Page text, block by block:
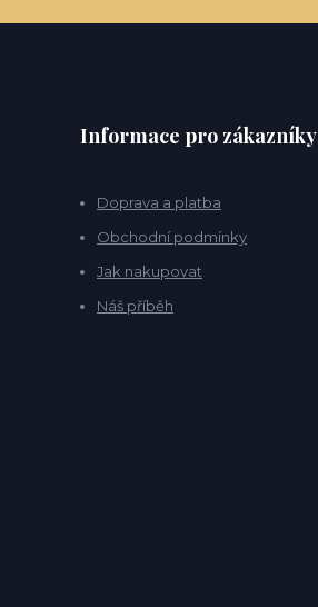
Informace pro zákazníky
Doprava a platba
Obchodní podmínky
Jak nakupovat
Náš příběh